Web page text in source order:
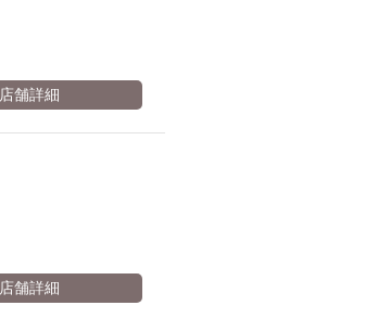
造形集団
店舗詳細
店舗詳細